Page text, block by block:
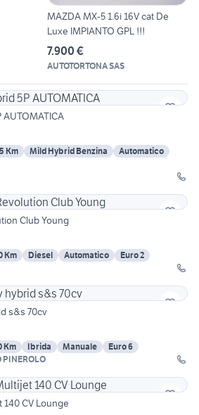
MAZDA MX-5 1.6i 16V cat De
Luxe IMPIANTO GPL !!!
7.900 €
AUTOTORTONA SAS
AUTOMATICA
Km Mild Hybrid Benzina
Automatico
Club Young
Km Diesel Automatico
Euro 2
s&s 70cv
Km Ibrida Manuale
Euro 6
PINEROLO
140 CV Lounge